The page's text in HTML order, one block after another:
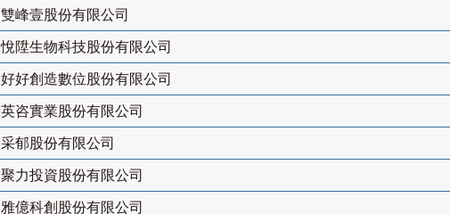
雙峰壹股份有限公司
悅陞生物科技股份有限公司
好好創造數位股份有限公司
英咨實業股份有限公司
采郁股份有限公司
聚力投資股份有限公司
雅億科創股份有限公司